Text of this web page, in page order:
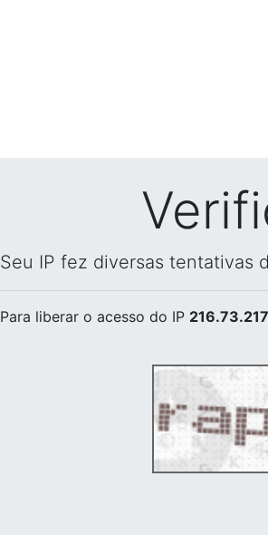
Seu IP fez diversas tentativas
Para liberar o acesso do IP